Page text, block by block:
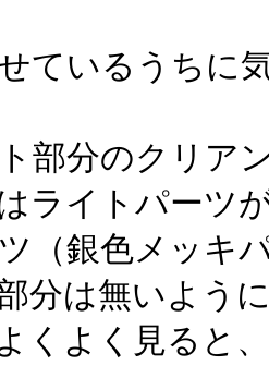
ているうちに
部分のクリア
ライトパーツ
（銀色メッキ
分は無いよう
くよく見ると